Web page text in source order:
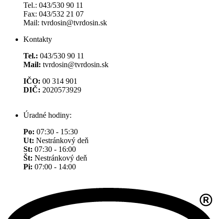
Tel.: 043/530 90 11
Fax: 043/532 21 07
Mail: tvrdosin@tvrdosin.sk
Kontakty
Tel.: 043/530 90 11
Mail: tvrdosin@tvrdosin.sk
IČO: 00 314 901
DIČ: 2020573929
Úradné hodiny:
Po: 07:30 - 15:30
Ut: Nestránkový deň
St: 07:30 - 16:00
Št: Nestránkový deň
Pi: 07:00 - 14:00